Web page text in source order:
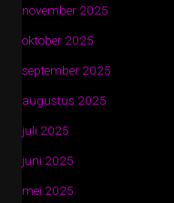
november 2025
oktober 2025
september 2025
augustus 2025
juli 2025
juni 2025
mei 2025